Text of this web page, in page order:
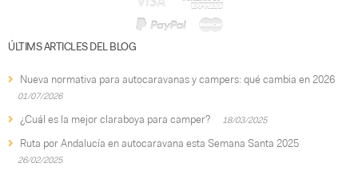
ÚLTIMS ARTICLES DEL BLOG
Nueva normativa para autocaravanas y campers: qué cambia en 2026
01/07/2026
¿Cuál es la mejor claraboya para camper? 18/03/2025
Ruta por Andalucía en autocaravana esta Semana Santa 2025
26/02/2025